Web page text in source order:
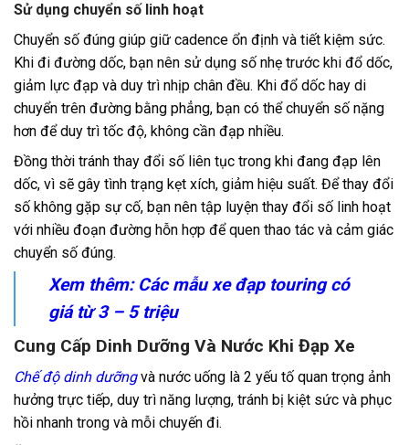
Sử dụng chuyển số linh hoạt
Chuyển số đúng giúp giữ cadence ổn định và tiết kiệm sức.
Khi đi đường dốc, bạn nên sử dụng số nhẹ trước khi đổ dốc,
giảm lực đạp và duy trì nhịp chân đều. Khi đổ dốc hay di
chuyển trên đường bằng phẳng, bạn có thể chuyển số nặng
hơn để duy trì tốc độ, không cần đạp nhiều.
Đồng thời tránh thay đổi số liên tục trong khi đang đạp lên
dốc, vì sẽ gây tình trạng kẹt xích, giảm hiệu suất. Để thay đổi
số không gặp sự cố, bạn nên tập luyện thay đổi số linh hoạt
với nhiều đoạn đường hỗn hợp để quen thao tác và cảm giác
chuyển số đúng.
Xem thêm: Các mẫuxe đạp touring có
giá từ 3 – 5 triệu
Cung Cấp Dinh Dưỡng Và Nước Khi Đạp Xe
Chế độ dinh dưỡngvà nước uống là 2 yếu tố quan trọng ảnh
hưởng trực tiếp, duy trì năng lượng, tránh bị kiệt sức và phục
hồi nhanh trong và mỗi chuyến đi.